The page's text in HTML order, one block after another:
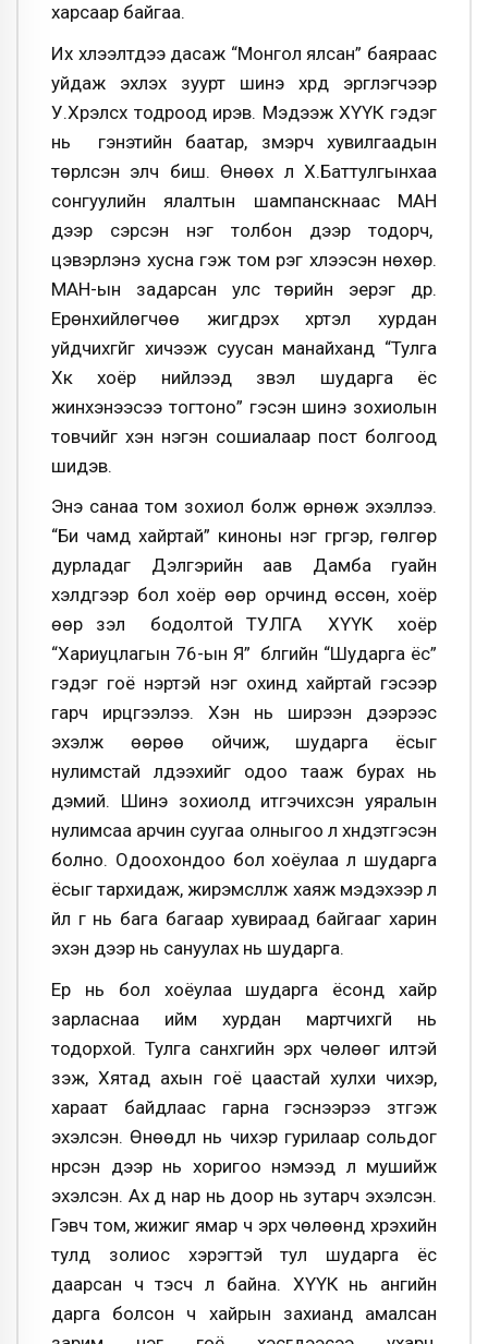
харсаар байгаа.
Их хүлээлтдээ дасаж “Монгол ялсан” баяраас
уйдаж эхлэх зуурт шинэ хүрд эргүүлэгчээр
У.Хүрэлсүх тодроод ирэв. Мэдээж ХҮҮК гэдэг
нь гэнэтийн баатар, үзмэрч хувилгаадын
төрүүлсэн элч биш. Өнөөх л Х.Баттулгынхаа
сонгуулийн ялалтын шампанскнаас МАН
дээр үсэрсэн нэг толбон дээр тодорч,
цэвэрлэнэ хусна гэж том үүрэг хүлээсэн нөхөр.
МАН-ын задарсан улс төрийн эерэг дүр.
Ерөнхийлөгчөө жигдрэх хүртэл хурдан
уйдчихгүйг хичээж суусан манайханд “Тулга
Хүүк хоёр нийлээд үзвэл шударга ёс
жинхэнээсээ тогтоно” гэсэн шинэ зохиолын
товчийг хэн нэгэн сошиалаар пост болгоод
шидэв.
Энэ санаа том зохиол болж өрнөж эхэллээ.
“Би чамд хайртай” киноны нэг гүргэр, гөлгөр
дурладаг Дэлгэрийн аав Дамба гуайн
хэлдгээр бол хоёр өөр орчинд өссөн, хоёр
өөр үзэл бодолтой ТУЛГА ХҮҮК хоёр
“Хариуцлагын 76-ын Я” бүлгийн “Шударга ёс”
гэдэг гоё нэртэй нэг охинд хайртай гэсээр
гарч ирцгээлээ. Хэн нь ширээн дээрээс
эхэлж өөрөө ойчиж, шударга ёсыг
нулимстай үлдээхийг одоо тааж бурах нь
дэмий. Шинэ зохиолд итгэчихсэн уяралын
нулимсаа арчин суугаа олныгоо үл хүндэтгэсэн
болно. Одоохондоо бол хоёулаа л шударга
ёсыг тархидаж, жирэмслүүлж хаяж мэдэхээр л
үйл үг нь бага багаар хувираад байгааг харин
эхэн дээр нь сануулах нь шударга.
Ер нь бол хоёулаа шударга ёсонд хайр
зарласнаа ийм хурдан мартчихгүй нь
тодорхой. Тулга санхүүгийн эрх чөлөөг илүүтэй
үзэж, Хятад ахын гоё цаастай хулхи чихэр,
хараат байдлаас гарна гэснээрээ зүтгэж
эхэлсэн. Өнөөдүүл нь чихэр гурилаар сольдог
нүүрсэн дээр нь хоригоо нэмээд л мушийж
эхэлсэн. Ах дүү нар нь доор нь зутарч эхэлсэн.
Гэвч том, жижиг ямар ч эрх чөлөөнд хүрэхийн
тулд золиос хэрэгтэй тул шударга ёс
даарсан ч тэсч л байна. ХҮҮК нь ангийн
дарга болсон ч хайрын захианд амалсан